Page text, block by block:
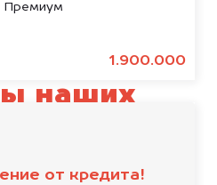
Премиум
1.900.000
наших
от кредита!